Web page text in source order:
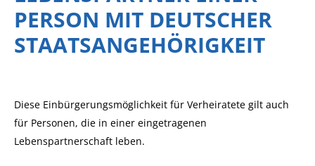
PERSON MIT DEUTSCHER
STAATSANGEHÖRIGKEIT
Diese Einbürgerungsmöglichkeit für Verheiratete gilt auch
für Personen, die in einer eingetragenen
Lebenspartnerschaft leben.